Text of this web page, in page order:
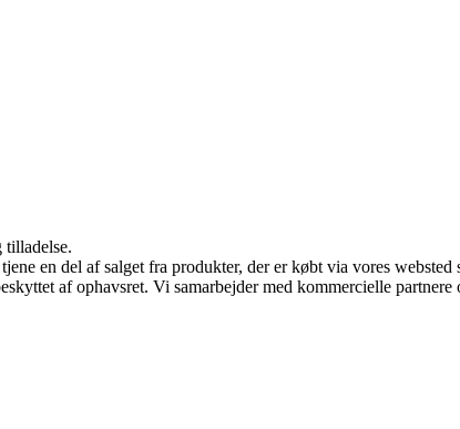
en del af salget fra produkter, der er købt via vores
af ophavsret. Vi samarbejder med kommercielle